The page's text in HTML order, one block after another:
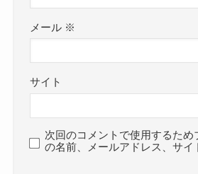
メール ※
サイト
次回のコメントで使用するため
の名前、メールアドレス、サイ